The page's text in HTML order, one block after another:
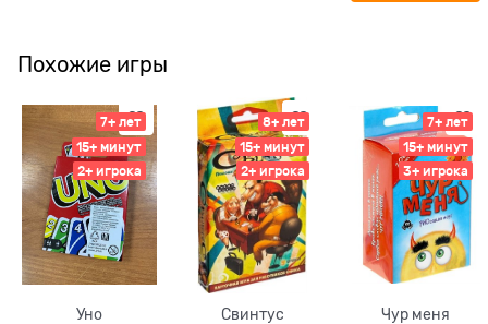
Похожие игры
7+ лет
15+ минут
2+ игрока
Уно
8+ лет
15+ минут
2+ игрока
Свинтус
7+ лет
15+ минут
3+ игрока
Чур меня